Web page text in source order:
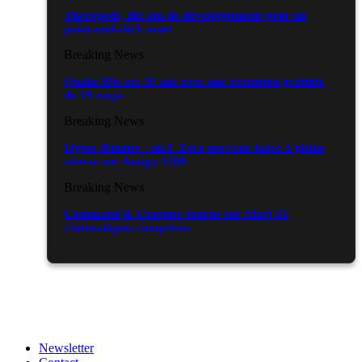
Theropods, dix ans de développement pour un
point-and-click muet
Breaking News
Quake fête ses 30 ans avec une extension gratuite
de 19 maps
Breaking News
Hyper Runner : un F-Zero nerveux lancé à pleine
vitesse sur Amiga 1200
Breaking News
Command & Conquer tourne sur Atari ST,
cinématiques comprises
Newsletter